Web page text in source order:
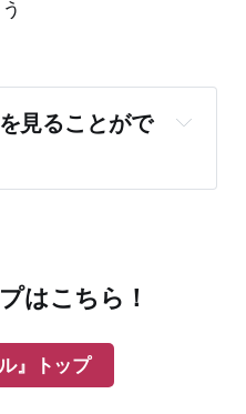
見ることがで
はこちら！
』トップ